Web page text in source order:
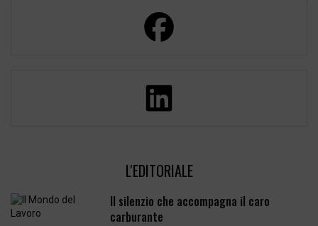
L'EDITORIALE
Il silenzio che accompagna il caro
carburante